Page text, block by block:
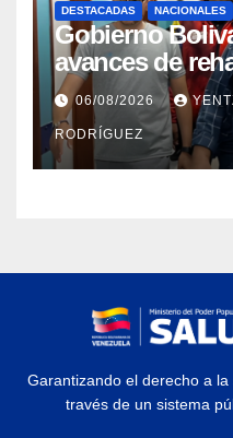
DESTACADAS NACIONALES
Gobierno
avances de
en el Hospital
Vargas
06/08/2026
RODRÍGUEZ
Garantizando el derecho a
través de un sistema